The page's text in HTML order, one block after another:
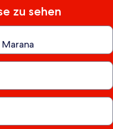
zu sehen